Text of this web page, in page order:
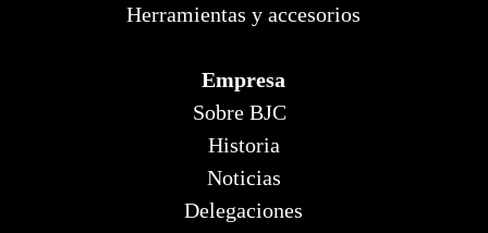
Herramientas y accesorios
Empresa
Sobre BJC
Historia
Noticias
Delegaciones